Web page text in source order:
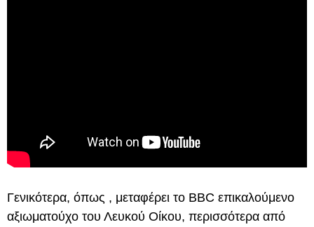
Γενικότερα, όπως , μεταφέρει το BBC επικαλούμενο
αξιωματούχο του Λευκού Οίκου, περισσότερα από